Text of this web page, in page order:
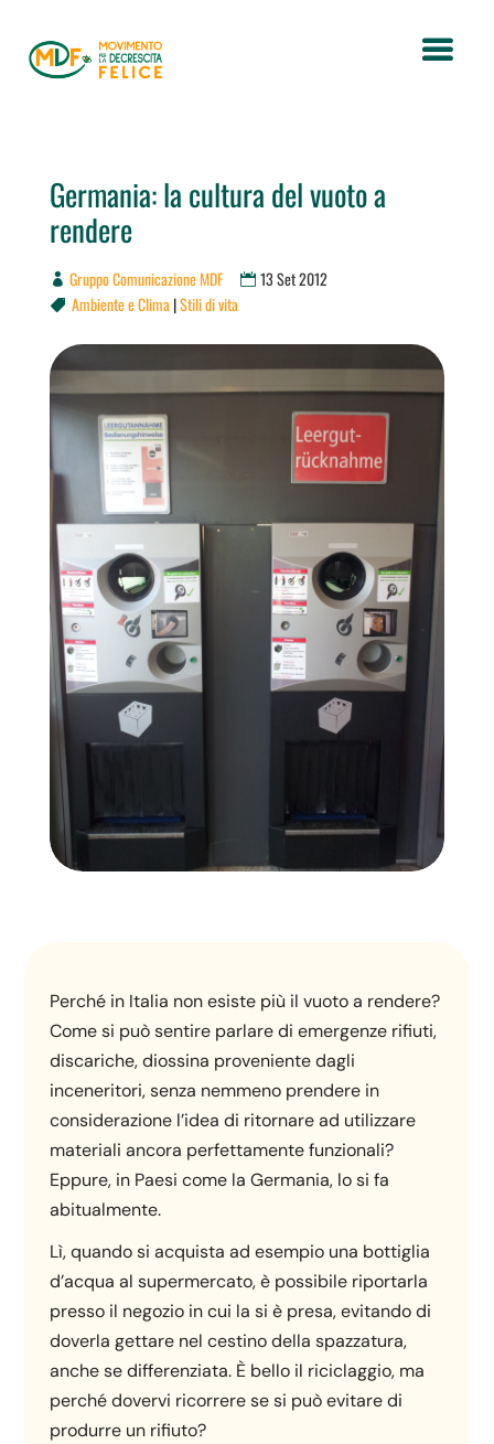
Germania: la cultura del vuoto a
rendere
Gruppo Comunicazione MDF 13 Set 2012
 Ambiente e Clima |Stili di vita
Perché in Italia non esiste più il vuoto a rendere?
Come si può sentire parlare di emergenze rifiuti,
discariche, diossina proveniente dagli
inceneritori, senza nemmeno prendere in
considerazione l’idea di ritornare ad utilizzare
materiali ancora perfettamente funzionali?
Eppure, in Paesi come la Germania, lo si fa
abitualmente.
Lì, quando si acquista ad esempio una bottiglia
d’acqua al supermercato, è possibile riportarla
presso il negozio in cui la si è presa, evitando di
doverla gettare nel cestino della spazzatura,
anche se differenziata. È bello il riciclaggio, ma
perché dovervi ricorrere se si può evitare di
produrre un rifiuto?